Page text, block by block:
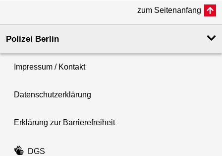
zum Seitenanfang
Polizei Berlin
Impressum / Kontakt
Datenschutzerklärung
Erklärung zur Barrierefreiheit
DGS